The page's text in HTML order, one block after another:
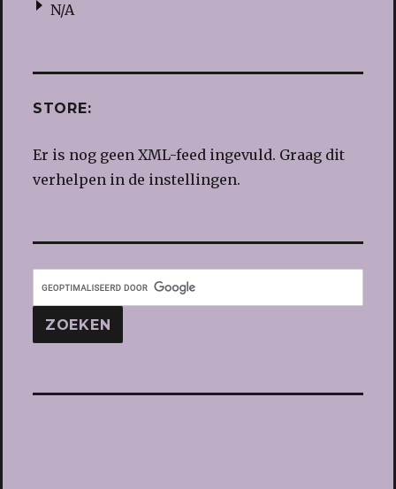
N/A
STORE:
Er is nog geen XML-feed ingevuld. Graag dit
verhelpen in de instellingen.